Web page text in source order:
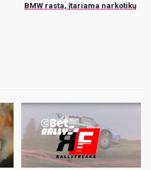
BMW rasta, įtariama narkotikų